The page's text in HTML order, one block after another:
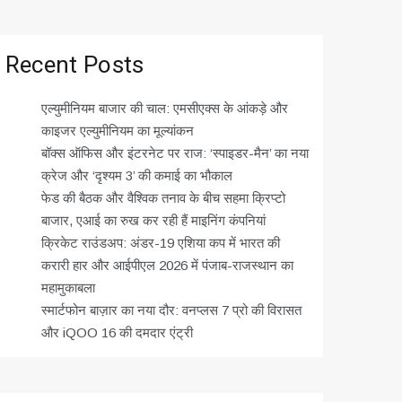
Recent Posts
एल्युमीनियम बाजार की चाल: एमसीएक्स के आंकड़े और
काइजर एल्युमीनियम का मूल्यांकन
बॉक्स ऑफिस और इंटरनेट पर राज: ‘स्पाइडर-मैन’ का नया
क्रेज और ‘दृश्यम 3’ की कमाई का भौकाल
फेड की बैठक और वैश्विक तनाव के बीच सहमा क्रिप्टो
बाजार, एआई का रुख कर रही हैं माइनिंग कंपनियां
क्रिकेट राउंडअप: अंडर-19 एशिया कप में भारत की
करारी हार और आईपीएल 2026 में पंजाब-राजस्थान का
महामुकाबला
स्मार्टफोन बाज़ार का नया दौर: वनप्लस 7 प्रो की विरासत
और iQOO 16 की दमदार एंट्री